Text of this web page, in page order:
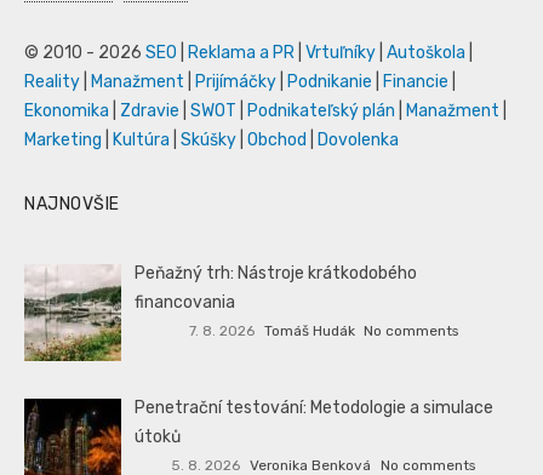
© 2010 - 2026 SEO Reklama a PR Vrtuľníky Autoškola
Reality
Manažment Prijímáčky Podnikanie Financie
Ekonomika
Zdravie SWOT Podnikateľský plán Manažment
Marketing
Kultúra Skúšky Obchod Dovolenka
NAJNOVŠIE
Peňažný trh: Nástroje krátkodobého
financovania
7. 8. 2026 Tomáš Hudák No comments
Penetrační testování: Metodologie a simulace
útoků
5. 8. 2026 Veronika Benková No comments